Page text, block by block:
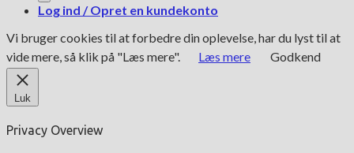
Log ind / Opret en kundekonto
Vi bruger cookies til at forbedre din oplevelse, har du lyst til at
vide mere, så klik på "Læs mere".
Læs mere Godkend
Luk
Privacy Overview